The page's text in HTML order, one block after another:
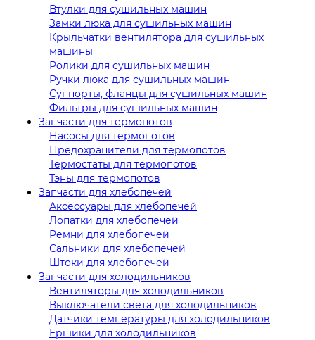
Втулки для сушильных машин
Замки люка для сушильных машин
Крыльчатки вентилятора для сушильных
машины
Ролики для сушильных машин
Ручки люка для сушильных машин
Суппорты, фланцы для сушильных машин
Фильтры для сушильных машин
Запчасти для термопотов
Насосы для термопотов
Предохранители для термопотов
Термостаты для термопотов
Тэны для термопотов
Запчасти для хлебопечей
Аксессуары для хлебопечей
Лопатки для хлебопечей
Ремни для хлебопечей
Сальники для хлебопечей
Штоки для хлебопечей
Запчасти для холодильников
Вентиляторы для холодильников
Выключатели света для холодильников
Датчики температуры для холодильников
Ершики для холодильников